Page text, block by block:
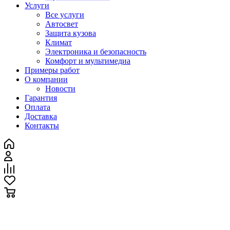
Услуги
Все услуги
Автосвет
Защита кузова
Климат
Электроника и безопасность
Комфорт и мультимедиа
Примеры работ
О компании
Новости
Гарантия
Оплата
Доставка
Контакты